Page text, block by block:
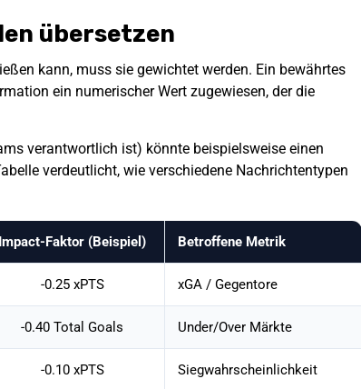
übersetzen
kann, muss sie gewichtet werden. Ein bewährtes
ein numerischer Wert zugewiesen, der die
verantwortlich ist) könnte beispielsweise einen
verdeutlicht, wie verschiedene Nachrichtentypen
Impact-Faktor (Beispiel) Betroffene Metrik
-0.25 xPTS xGA / Gegentore
-0.40 Total Goals Under/Over Märkte
-0.10 xPTS Siegwahrscheinlichkeit